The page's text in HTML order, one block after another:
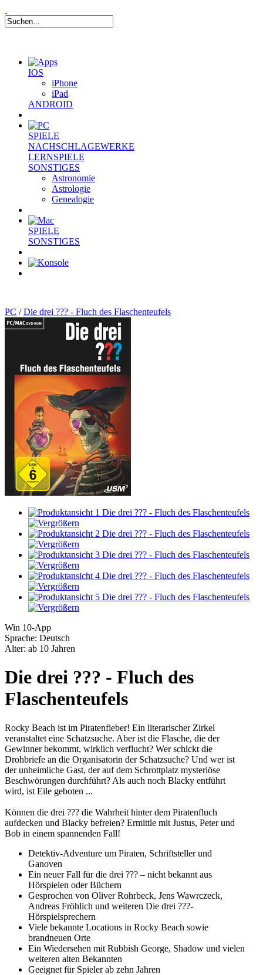
IOS
iPhone
iPad
ANDROID
SPIELE
NACHSCHLAGEWERKE
LERNSPIELE
SONSTIGES
Astronomie
Astrologie
Genealogie
SPIELE
SONSTIGES
PC /Die drei ??? - Fluch des Flaschenteufels
Win 10-App
Sprache: Deutsch
Alter: ab 10 Jahren
Die drei ??? - Fluch des
Flaschenteufels
Rocky Beach ist im Piratenfieber! Ein literarischer Zirkel
veranstaltet eine Schatzsuche. Aber ist die Flasche, die der
Gewinner bekommt, wirklich verflucht? Wer schickt die
Drohbriefe an die Organisatorin der Schatzsuche? Und wer ist
der unheimliche Gast, der auf dem Schrottplatz mysteriöse
Beschwörungen durchführt? Als auch noch Blacky entführt
wird, ist Eile geboten ...
Können die drei ??? die Wahrheit hinter dem Piratenfluch
aufdecken und Blacky befreien? Ermittle mit Justus, Peter und
Bob in einem spannenden Fall!
Detektiv-Adventure um Piraten, Schriftsteller und
Ganoven
Ein neuer Fall für die drei ??? – nicht bekannt aus
Hörspielen oder Büchern
Gesprochen von Oliver Rohrbeck, Jens Wawrczeck,
Andreas Fröhlich und weiteren Die drei ???-
Hörspielsprechern
Viele bekannte Locations in Rocky Beach sowie
brandneuen Orte
Ein Wiedersehen mit Rubbish George, Shadow und vielen
weiteren alten Bekannten
Geeignet für Spieler ab zehn Jahren